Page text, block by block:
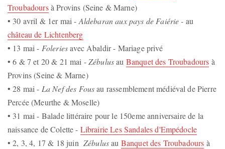
Troubadoursà Provins (Seine & Marne)
• 30 avril & 1er mai - Aldebaran aux pays de Faiérie - au
château de Lichtenberg
• 13 mai - Foleriesavec Abaldir - Mariage privé
• 6 & 7 et 20 & 21 mai -Zébulusau Banquet des Troubadours à
Provins (Seine & Marne)
• 28 mai - La Nef des Fousau rassemblement médiéval de Pierre
Percée (Meurthe & Moselle)
• 31 mai - Balade littéraire pour le 150eme anniversaire de la
naissance de Colette - Librairie Les Sandales d'Empédocle
• 2, 3, 4, 17 & 18 juin Zébulusau Banquet des Troubadours à